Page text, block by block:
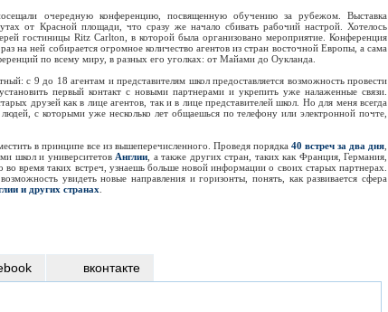
очередную конференцию, посвященную обучению за рубежом. Выставка
от Красной площади, что сразу же начало сбивать рабочий настрой. Хотелось
гостиницы Ritz Carlton, в которой была организовано мероприятие. Конференция
на ней собирается огромное количество агентов из стран восточной Европы, а сама
по всему миру, в разных его уголках: от Майами до Оукланда.
с 9 до 18 агентам и представителям школ предоставляется возможность провести
первый контакт с новыми партнерами и укрепить уже налаженные связи.
друзей как в лице агентов, так и в лице представителей школ. Но для меня всегда
с которыми уже несколько лет общаешься по телефону или электронной почте,
в принципе все из вышеперечисленного. Проведя порядка 40 встреч за два дня
школ и университетов Англии , а также других стран, таких как Франция, Германия,
время таких встреч, узнаешь больше новой информации о своих старых партнерах.
увидеть новые направления и горизонты, понять, как развивается сфера
и других странах
вконтакте